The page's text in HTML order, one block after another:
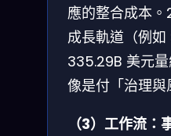
應的整合成本
成長軌道（例
335.29B 美元
像是付「治理與
（3）工作流